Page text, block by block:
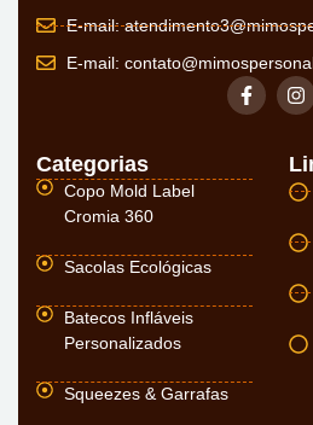
E-mail:
E-mail:
Categorias
Copo Mold Label
Cromia 360
Sacolas Ecológicas
Batecos Infláveis
Personalizados
Squeezes & Garrafas